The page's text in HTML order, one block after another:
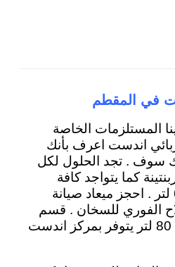
في المقطم
المستلزمات الخاصة
اندست اعرف بأنك
سوف . تجد الحلول لكل
كما يتواجد كافة
مجموعات المياة لسخانات اندست 10 لتر ، 5 لتر ، 6 لتر . احجز ميعاد صيانة
الفوري للسخان . قسم
خاص بالسخانات الكهربائية اندست 30 لتر ، 50 لتر ، 80 لتر يتوفر بمركز اندست